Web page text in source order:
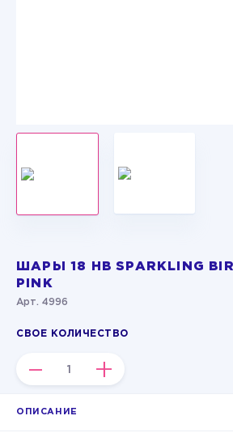
ШАРЫ 18 HB SPARKLING
PINK
Арт. 4996
СВОЕ КОЛИЧЕСТВО
– +
ОПИСАНИЕ